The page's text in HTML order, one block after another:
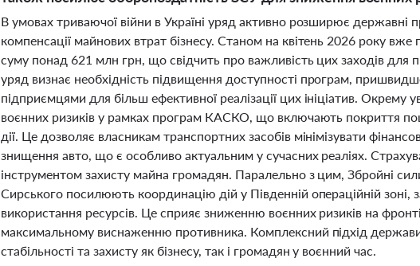
В умовах триваючої війни в Україні уряд активно розширює державні
компенсації майнових втрат бізнесу. Станом на квітень 2026 року
суму понад 621 млн грн, що свідчить про важливість цих заходів для
уряд визнає необхідність підвищення доступності програм,
підприємцями для більш ефективної реалізації цих ініціатив. Окрему
воєнних ризиків у рамках програм КАСКО, що включають покриття
дії. Це дозволяє власникам транспортних засобів мінімізувати
знищення авто, що є особливо актуальним у сучасних реаліях.
інструментом захисту майна громадян. Паралельно з цим, Збройні
Сирського посилюють координацію дій у Південній операційній
використання ресурсів. Це сприяє зниженню воєнних ризиків на
максимальному виснаженню противника. Комплексний підхід
стабільності та захисту як бізнесу, так і громадян у воєнний час.